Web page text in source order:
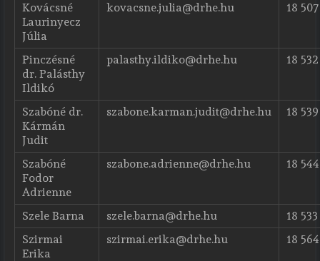
Kovácsné
Laurinyecz
Júlia
kovacsne.julia@drhe.hu 18 507
Pinczésné
dr. Palásthy
Ildikó
palasthy.ildiko@drhe.hu 18 532
Szabóné dr.
Kármán
Judit
szabone.karman.judit@drhe.hu 18 539
Szabóné
Fodor
Adrienne
szabone.adrienne@drhe.hu 18 544
Szele Barna szele.barna@drhe.hu
18 533
Szirmai
Erika
szirmai.erika@drhe.hu 18 564